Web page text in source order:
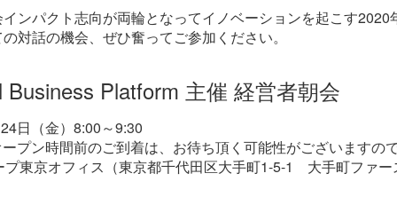
ンパクト志向が両輪となってイノベーションを起こす2020
対話の機会、ぜひ奮ってご参加ください。
Business Platform 主催 経営者朝会
日（金）8:00～9:30
プン時間前のご到着は、お待ち頂く可能性がございますの
東京オフィス（東京都千代田区大手町1-5-1 大手町ファ